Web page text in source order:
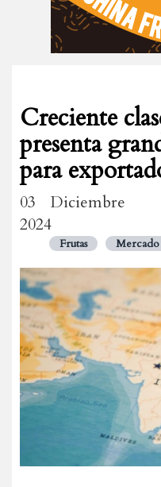
Creciente
presenta
para
03 Diciembre
2024
Frutas